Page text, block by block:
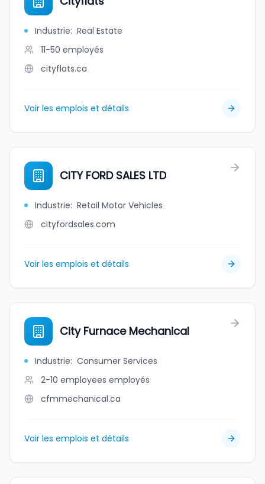
Industrie: Real Estate
11-50 employés
cityflats.ca
Voir les emplois et détails
CITY FORD SALES LTD
Industrie: Retail Motor Vehicles
cityfordsales.com
Voir les emplois et détails
City Furnace Mechanical
Industrie: Consumer Services
2-10 employees employés
cfmmechanical.ca
Voir les emplois et détails